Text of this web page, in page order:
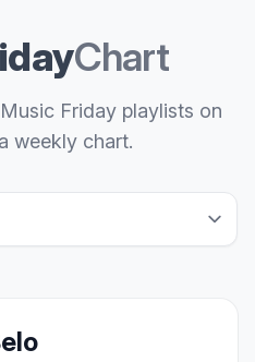
Chart
Friday playlists on
weekly chart.